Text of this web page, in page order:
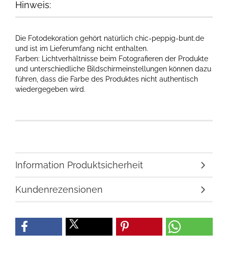
Hinweis:
Die Fotodekoration gehört natürlich chic-peppig-bunt.de
und ist im Lieferumfang nicht enthalten.
Farben: Lichtverhältnisse beim Fotografieren der Produkte
und unterschiedliche Bildschirmeinstellungen können dazu
führen, dass die Farbe des Produktes nicht authentisch
wiedergegeben wird.​
Information Produktsicherheit
Kundenrezensionen